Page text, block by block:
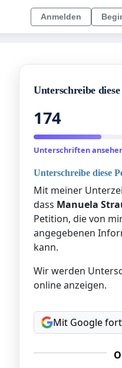
Anmelden
Unterschreibe
174
Unterschriften
Unterschreibe diese
Mit meiner
dass Manuela
Petition, die von
angegebenen
kann.
Wir werden
online anzeigen.
Mit Google